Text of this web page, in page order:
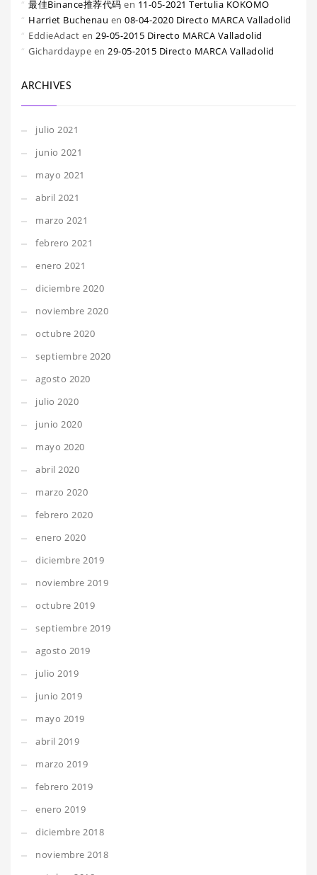
最佳Binance推荐代码 en 11-05-2021 Tertulia KOKOMO
Harriet Buchenau en 08-04-2020 Directo MARCA Valladolid
EddieAdact en 29-05-2015 Directo MARCA Valladolid
Gicharddaype en 29-05-2015 Directo MARCA Valladolid
ARCHIVES
julio 2021
junio 2021
mayo 2021
abril 2021
marzo 2021
febrero 2021
enero 2021
diciembre 2020
noviembre 2020
octubre 2020
septiembre 2020
agosto 2020
julio 2020
junio 2020
mayo 2020
abril 2020
marzo 2020
febrero 2020
enero 2020
diciembre 2019
noviembre 2019
octubre 2019
septiembre 2019
agosto 2019
julio 2019
junio 2019
mayo 2019
abril 2019
marzo 2019
febrero 2019
enero 2019
diciembre 2018
noviembre 2018